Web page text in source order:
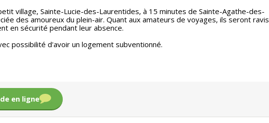
village, Sainte-Lucie-des-Laurentides, à 15 minutes de Sainte-Agathe-des-
des amoureux du plein-air. Quant aux amateurs de voyages, ils seront ravis
en sécurité pendant leur absence.
possibilité d'avoir un logement subventionné.
en ligne